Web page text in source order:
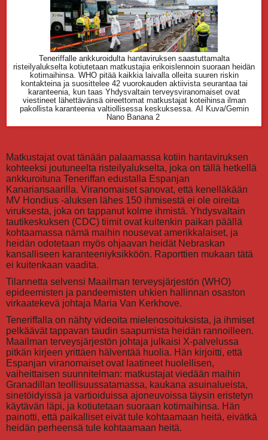
Teneriffalle ankkuroidulta hantaviruksen saastuttamalta
risteilyalukselta kotiutetaan matkustajia erikoislennoin suoraan heidän
kotimaihinsa. WHO pitää kaikkia laivalla olleita suuren riskin
kontakteina ja suosittelee 42 vuorokauden aktiivista seurantaa tai
karanteenia, kun taas Yhdysvaltain terveysviranomaiset ovat
viestineet lähettävänsä oireettomat matkustajat koteihinsa ilman
pakollista karanteenia valtiollisessa keskuksessa. AI Kuva/Gemin
Nano Banana 2
Matkustajat ovat tänään palaamassa kotiin hantaviruksen
kohteeksi joutuneelta risteilyalukselta, joka on tällä hetkellä
ankkuroituna Teneriffan edustalla Espanjan
Kanariansaarilla. Viranomaiset sanovat, että kenelläkään
MV Hondius -aluksen lähes 150 ihmisestä ei ole oireita
viruksesta, joka on tappanut kolme ihmistä. Yhdysvaltain
tautikeskuksen (CDC) tiimit ovat kuitenkin paikan päällä
kohtaamassa nämä maihin nousevat amerikkalaiset, ja
heidän odotetaan myös ohjaavan heidät Nebraskan
kansalliseen karanteeniyksikköön. Raporttien mukaan tätä
ei kuitenkaan vaadita.
Tilannetta selvensi Maailman terveysjärjestön (WHO)
epideemisten ja pandeemisten uhkien hallinnan osaston
virkaatekevä johtaja Maria Van Kerkhove.
Teneriffalla on nähty videoita mielenosoituksista, ja ihmiset
pelkäävät tappavan taudin saapumista heidän rannoilleen.
Maailman terveysjärjestön johtaja julkaisi X-palvelussa
pitkän kirjeen yrittäen hälventää huolia. Hän kirjoitti, että
Espanjan viranomaiset ovat laatineet huolellisen,
vaiheittaisen suunnitelman: matkustajat viedään maihin
Granadillan teollisuussatamassa, kaukana asuinalueista,
sinetöidyissä ja vartioiduissa ajoneuvoissa täysin eristetyn
käytävän läpi, ja kotiutetaan suoraan kotimaihinsa. Hän
painotti, että paikalliset eivät tule kohtaamaan heitä, eivätkä
heidän perheensä tule kohtaamaan heitä.